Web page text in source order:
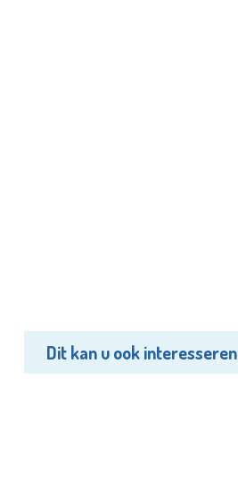
Dit kan u ook interesseren